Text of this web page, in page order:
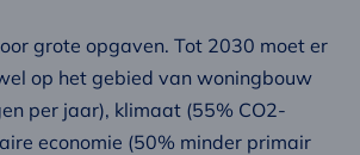
grote opgaven. Tot 2030 moet er
op het gebied van woningbouw
per jaar), klimaat (55% CO2-
economie (50% minder primair